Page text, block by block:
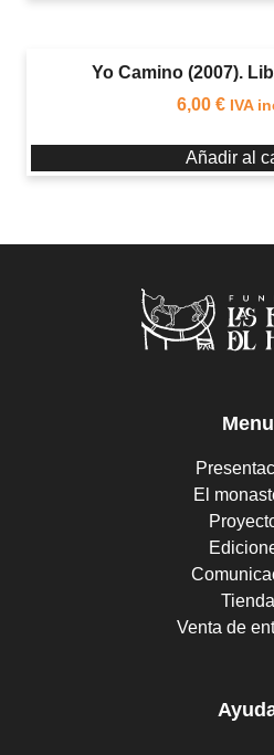
Yo Camino (2007).
6,00 € IVA
Añadir al
Menu
El
Tienda
Venta de